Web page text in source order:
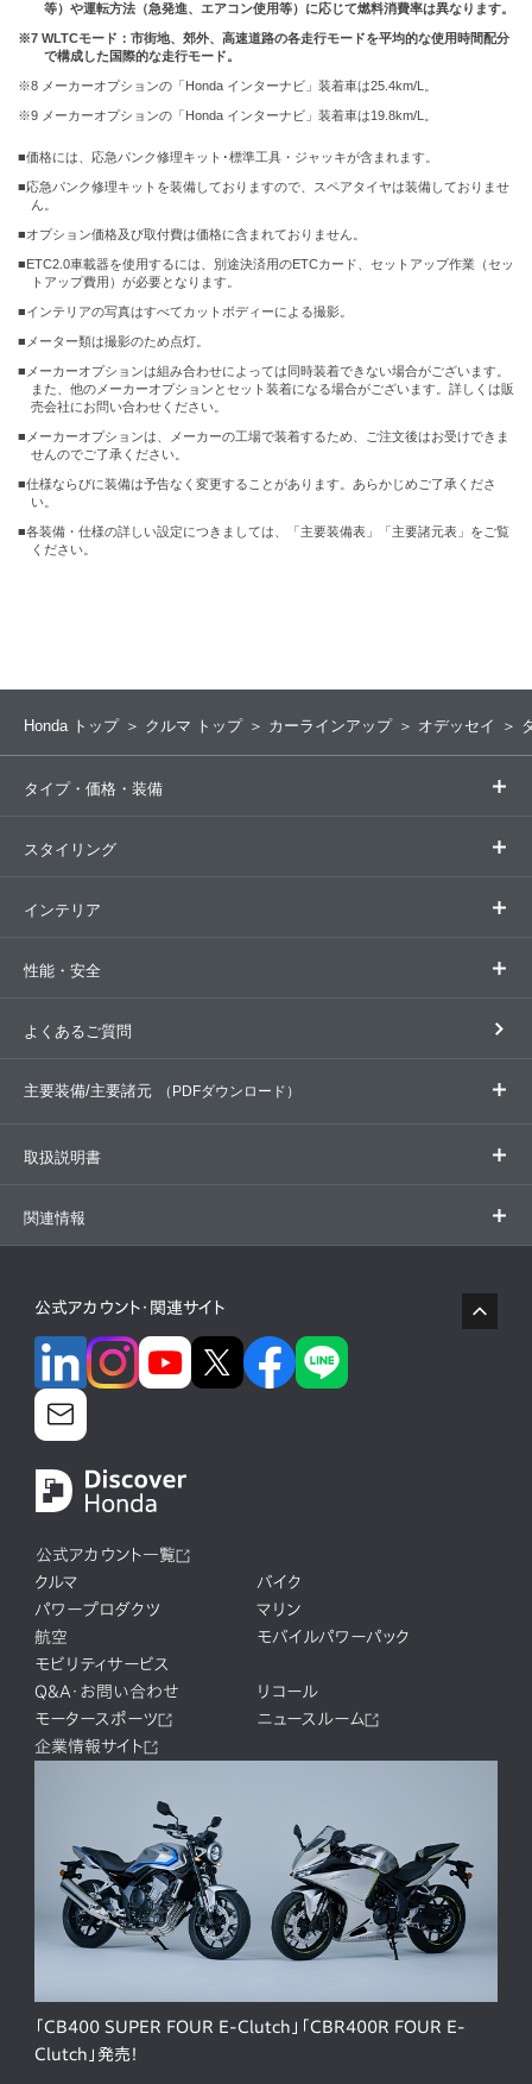
等）や運転方法（急発進、エアコン使用等）に応じて燃料消費率は異なります。
※7 WLTCモード：市街地、郊外、高速道路の各走行モードを平均的な使用時間配分
で構成した国際的な走行モード。
※8 メーカーオプションの「Honda インターナビ」装着車は25.4km/L。
※9 メーカーオプションの「Honda インターナビ」装着車は19.8km/L。
■価格には、応急パンク修理キット･標準工具・ジャッキが含まれます。
■応急パンク修理キットを装備しておりますので、スペアタイヤは装備しておりませ
ん。
■オプション価格及び取付費は価格に含まれておりません。
■ETC2.0車載器を使用するには、別途決済用のETCカード、セットアップ作業（セッ
トアップ費用）が必要となります。
■インテリアの写真はすべてカットボディーによる撮影。
■メーター類は撮影のため点灯。
■メーカーオプションは組み合わせによっては同時装着できない場合がございます。
また、他のメーカーオプションとセット装着になる場合がございます。詳しくは販
売会社にお問い合わせください。
■メーカーオプションは、メーカーの工場で装着するため、ご注文後はお受けできま
せんのでご了承ください。
■仕様ならびに装備は予告なく変更することがあります。あらかじめご了承くださ
い。
■各装備・仕様の詳しい設定につきましては、「主要装備表」「主要諸元表」をご覧
ください。
Honda トップ クルマ トップ カーラインアップ オデッセイ
タイプ・価格・装備
タイプ一覧
スタイリング
デザイン・カラー
インテリア
デザイン・カラー
性能・安全
予防安全性能
走行性能
よくあるご質問
主要装備/主要諸元 （PDFダウンロード）
装備差
主要装備表
主要諸元表
環境仕様書
取扱説明書
オデッセイ
オデッセイ ハイブリッド
関連情報
公式アカウント・関連サイト
公式アカウント一覧
クルマ
バイク
パワープロダクツ
マリン
航空
モバイルパワーパック
モビリティサービス
Q&A・お問い合わせ
リコール
モータースポーツ
ニュースルーム
企業情報サイト
「CB400 SUPER FOUR E-Clutch」「CBR400R FOUR E-
Clutch」発売！